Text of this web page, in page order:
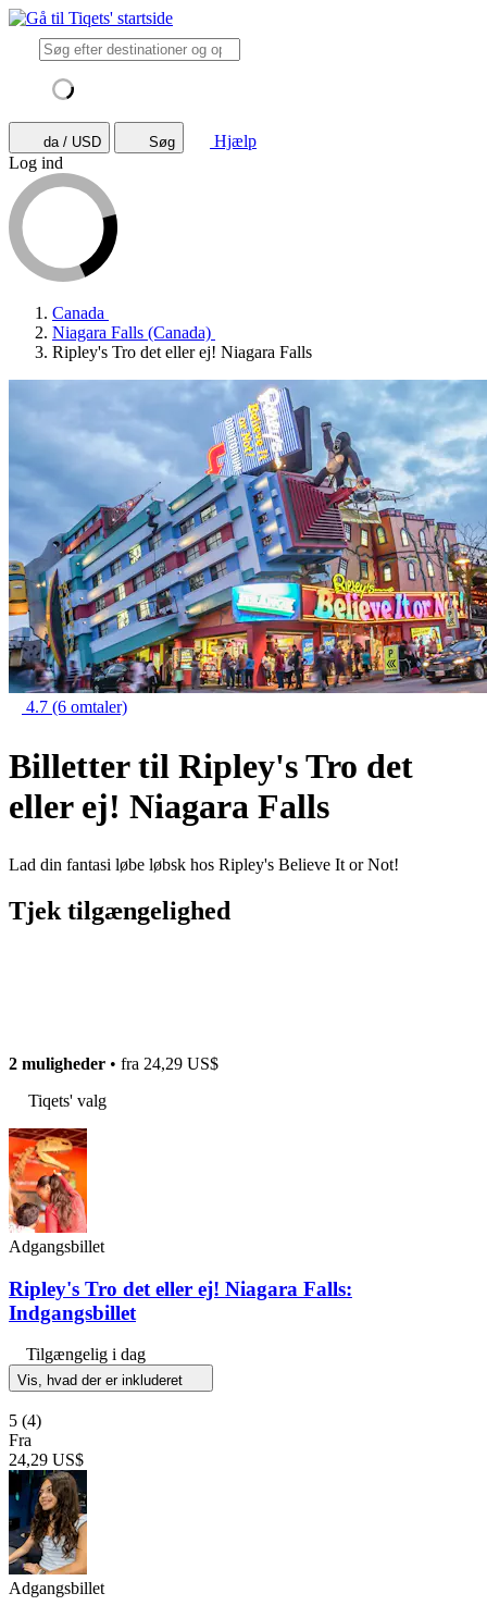
da / USD Søg
Hjælp
Log ind
Canada
Niagara Falls (Canada)
Ripley's Tro det eller ej! Niagara Falls
4.7 (6 omtaler)
Billetter til Ripley's Tro det
eller ej! Niagara Falls
Lad din fantasi løbe løbsk hos Ripley's Believe It or Not!
Tjek tilgængelighed
2 muligheder • fra 24,29 US$
Tiqets' valg
Adgangsbillet
Ripley's Tro det eller ej! Niagara Falls:
Indgangsbillet
Tilgængelig i dag
Vis, hvad der er inkluderet
5 (4)
Fra
24,29 US$
Adgangsbillet